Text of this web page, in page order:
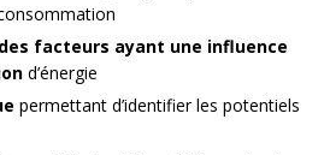
facteurs ayant une influence
d’énergie
permettant d’identifier les potentiels